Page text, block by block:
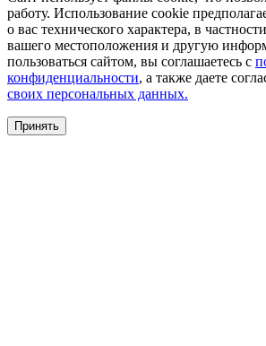
работу. Использование cookie
о вас технического характера, в
вашего местоположения и другую
пользоваться сайтом, вы соглашаетесь с
конфиденциальности, а также даете
своих персональных данных.
Принять